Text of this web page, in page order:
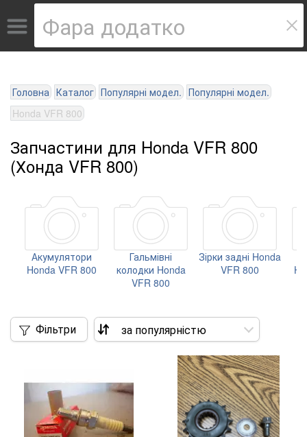
Головна Каталог Популярні модел. Популярні модел.
Honda VFR 800
Запчастини для Honda VFR 800
(Хонда VFR 800)
Акумулятори
Honda VFR 800
Гальмівні
колодки Honda
VFR 800
Зірки задні Honda
VFR 800
Фільтри